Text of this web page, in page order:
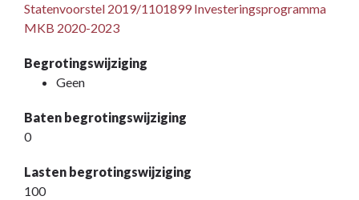
Statenvoorstel 2019/1101899 Investeringsprogramma
MKB 2020-2023
Begrotingswijziging
Geen
Baten begrotingswijziging
0
Lasten begrotingswijziging
100